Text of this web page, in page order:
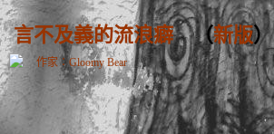
言不及義的流浪癖（新版）
作家：Gloomy Bear